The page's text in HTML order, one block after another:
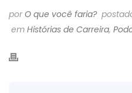
porO que você faria?
em Histórias de Carreira,